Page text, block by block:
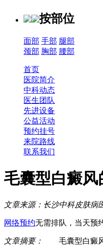
按部位
面部 手部 腿部
颈部 胸部 腰部
首页
医院简介
中科动态
医生团队
先进设备
公益活动
预约挂号
来院路线
联系我们
毛囊型白癜
文章来源：长沙中科皮肤病
网络预约无需排队，当天预
文章摘要：
毛囊型白癜风